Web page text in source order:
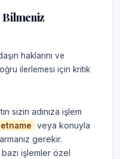
Bilmeniz
haklarını ve
ilerlemesi için kritik
sizin adınıza işlem
veya konuyla
gerekir.
işlemler özel